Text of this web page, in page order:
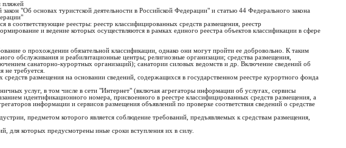
пляжей
"Об основах туристской деятельности в Российской Федерации" и статью 44 Федерального закона
соответствующие реестры: реестр классифицированных средств размещения, реестр
и ведение которых осуществляются в рамках единого реестра объектов классификации в сфере
о прохождении обязательной классификации, однако они могут пройти ее добровольно. К таким
обслуживания и реабилитационные центры; религиозные организации; средства размещения,
санаторно-курортных организаций); санатории силовых ведомств и др. Включение сведений об
не требуется.
размещения на основании сведений, содержащихся в государственном реестре курортного фонда
услуг, в том числе в сети "Интернет" (включая агрегаторы информации об услугах, сервисы
идентификационного номера, присвоенного в реестре классифицированных средств размещения, а
информации и сервисов размещения объявлений по проверке соответствия сведений о средстве
предметом которого является соблюдение требований, предъявляемых к средствам размещения,
для которых предусмотрены иные сроки вступления их в силу.